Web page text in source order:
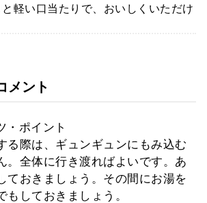
軽い口当たりで、おいしくいただけ
メント
ポイント
る際は、ギュンギュンにもみ込む
。全体に行き渡ればよいです。あ
ておきましょう。その間にお湯を
もしておきましょう。